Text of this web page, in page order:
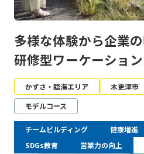
多様な体験から企業
研修型ワーケーショ
かずさ・臨海エリア
木更津市
モデルコース
チームビルディング 健康増進
SDGs教育
営業力の向上